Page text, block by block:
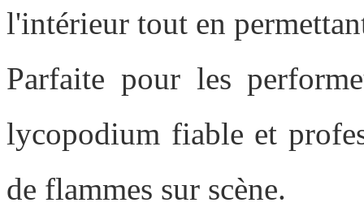
l'intérieur tout en
Parfaite pour les
lycopodium fiable et
de flammes sur scène.